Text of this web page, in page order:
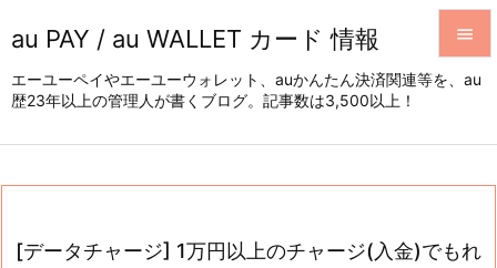
au PAY / au WALLET カード 情報
エーユーペイやエーユーウォレット、auかんたん決済関連等を、au
歴23年以上の管理人が書くブログ。記事数は3,500以上！




[データチャージ] 1万円以上のチャージ(入金)でもれ